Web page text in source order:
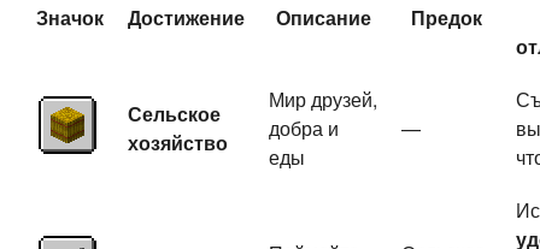
Значок Достижение Описание
Предок
Сельское
хозяйство
Мир друзей,
добра и
еды
—